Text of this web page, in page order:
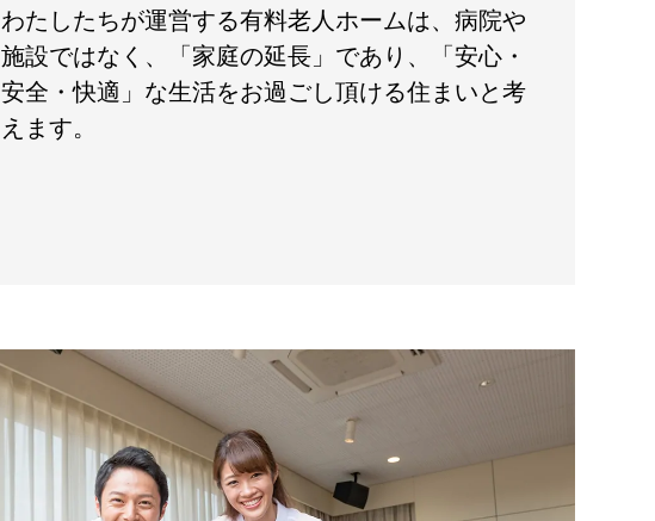
わたしたちが運営する有料老人ホームは、病院や
施設ではなく、「家庭の延長」であり、「安心・
安全・快適」な生活をお過ごし頂ける住まいと考
えます。